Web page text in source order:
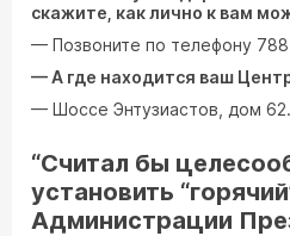
скажите, как лично к вам
— Позвоните по телефону
— А где находится ваш
— Шоссе Энтузиастов, дом 62.
“Считал бы
установить
Администрации